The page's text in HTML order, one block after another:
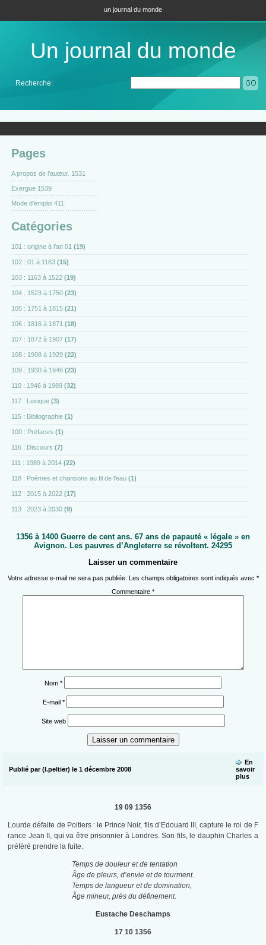
un journal du monde
Un journal du monde
Recherche:
Pages
A propos de l’auteur. 1531
Exergue 1539
Mode d’emploi 411
Catégories
101 : origine à l'an 01 (19)
102 : 01 à 1163 (15)
103 : 1163 à 1522 (19)
104 : 1523 à 1750 (23)
105 : 1751 à 1815 (21)
106 : 1816 à 1871 (18)
107 : 1872 à 1907 (17)
108 : 1908 à 1929 (22)
109 : 1930 à 1946 (23)
110 : 1946 à 1989 (32)
117 : Lexique (3)
115 : Bibliographie (1)
100 : Préfaces (1)
116 : Discours (7)
111 : 1989 à 2014 (22)
118 : Poèmes et chansons au fil de l'eau (1)
112 : 2015 à 2022 (17)
113 : 2023 à 2030 (9)
1356 à 1400 Guerre de cent ans. 67 ans de papauté « légale » en
Avignon. Les pauvres d’Angleterre se révoltent. 24295
Laisser un commentaire
Votre adresse e-mail ne sera pas publiée. Les champs obligatoires sont indiqués avec *
Commentaire *
Nom *
E-mail *
Site web
Publié par (l.peltier) le 1 décembre 2008
En
savoir
plus
19 09 1356
Lourde défaite de Poitiers : le Prince Noir, fils d’Edouard III, capture le roi de F
rance Jean II, qui va être prisonnier à Londres. Son fils, le dauphin Charles a
préféré prendre la fuite.
Temps de douleur et de tentation
Âge de pleurs, d’envie et de tourment.
Temps de langueur et de domination,
Âge mineur, près du définement.
Eustache Deschamps
17 10 1356